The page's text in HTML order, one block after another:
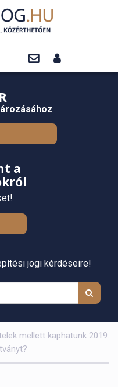
a
jogi kérdéseire!
mellett kaphatunk 2019.